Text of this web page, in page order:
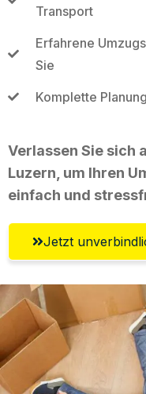
Transport
Erfahrene
Sie
Komplette
Verlassen Sie sich
Luzern, um Ihren
einfach und
Jetzt